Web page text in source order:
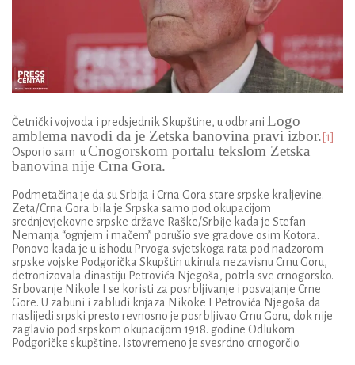
Četnički vojvoda i predsjednik Skupštine, u odbrani Logo
amblema navodi da je Zetska banovina pravi izbor. [1]
Osporio sam u Cnogorskom portalu tekslom Zetska
banovina nije Crna Gora.
Podmetačina je da su Srbija i Crna Gora stare srpske kraljevine.
Zeta/Crna Gora bila je Srpska samo pod okupacijom
srednjevjekovne srpske države Raške/Srbije kada je Stefan
Nemanja “ognjem i mačem” porušio sve gradove osim Kotora.
Ponovo kada je u ishodu Prvoga svjetskoga rata pod nadzorom
srpske vojske Podgorička Skupštin ukinula nezavisnu Crnu Goru,
detronizovala dinastiju Petrovića Njegoša, potrla sve crnogorsko.
Srbovanje Nikole I se koristi za posrbljivanje i posvajanje Crne
Gore. U zabuni i zabludi knjaza Nikoke I Petrovića Njegoša da
naslijedi srpski presto revnosno je posrbljivao Crnu Goru, dok nije
zaglavio pod srpskom okupacijom 1918. godine Odlukom
Podgoričke skupštine. Istovremeno je svesrdno crnogorčio.